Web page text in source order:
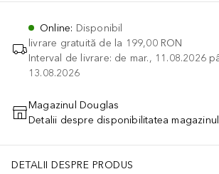
Online: Disponibil
livrare gratuită de la 199,00 RON
Interval de livrare: de mar., 11.08.2026
13.08.2026
ADĂUGAȚI ÎN COŞ
Magazinul Douglas
Detalii despre disponibilitatea
DETALII DESPRE PRODUS